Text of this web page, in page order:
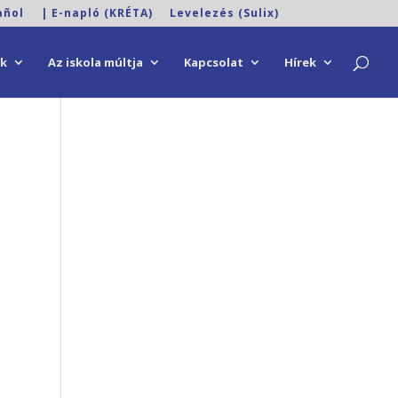
| E-napló (KRÉTA) Levelezés (Sulix)
Az iskola múltja Kapcsolat Hírek